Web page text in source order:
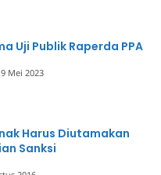
Uji Publik Raperda PPA
Mei 2023
Harus Diutamakan
Sanksi